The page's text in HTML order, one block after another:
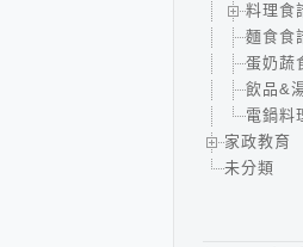
料理食
麵食食
蛋奶蔬
飲品&
電鍋料
家政教育
未分類